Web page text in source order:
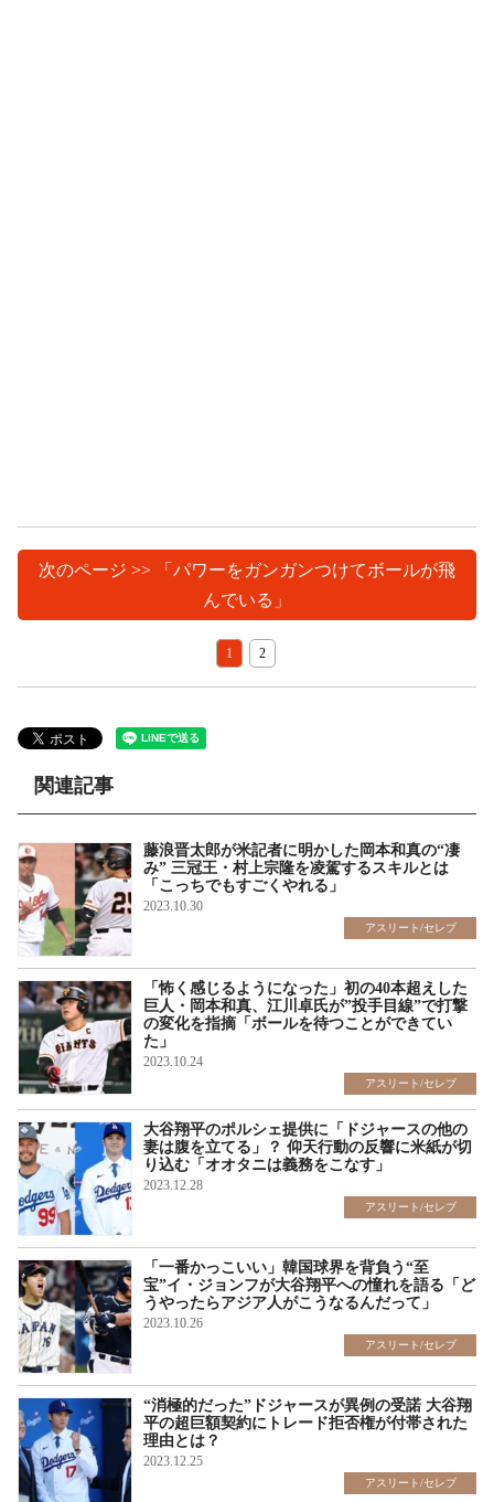
次のページ >> 「パワーをガンガンつけてボールが飛
んでいる」
1 2
関連記事
藤浪晋太郎が米記者に明かした岡本和真の“凄
み” 三冠王・村上宗隆を凌駕するスキルとは
「こっちでもすごくやれる」
2023.10.30
アスリート/セレブ
「怖く感じるようになった」初の40本超えした
巨人・岡本和真、江川卓氏が”投手目線”で打撃
の変化を指摘「ボールを待つことができてい
た」
2023.10.24
アスリート/セレブ
大谷翔平のポルシェ提供に「ドジャースの他の
妻は腹を立てる」？ 仰天行動の反響に米紙が切
り込む「オオタニは義務をこなす」
2023.12.28
アスリート/セレブ
「一番かっこいい」韓国球界を背負う“至
宝”イ・ジョンフが大谷翔平への憧れを語る「ど
うやったらアジア人がこうなるんだって」
2023.10.26
アスリート/セレブ
“消極的だった”ドジャースが異例の受諾 大谷翔
平の超巨額契約にトレード拒否権が付帯された
理由とは？
2023.12.25
アスリート/セレブ